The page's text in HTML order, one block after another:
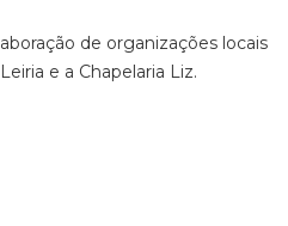
de organizações locais
e a Chapelaria Liz.